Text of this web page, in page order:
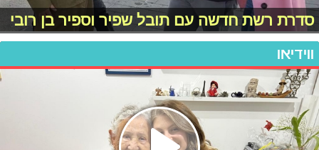
סדרת רשת חדשה עם תובל שפיר וספיר בן רובי
ווידיאו